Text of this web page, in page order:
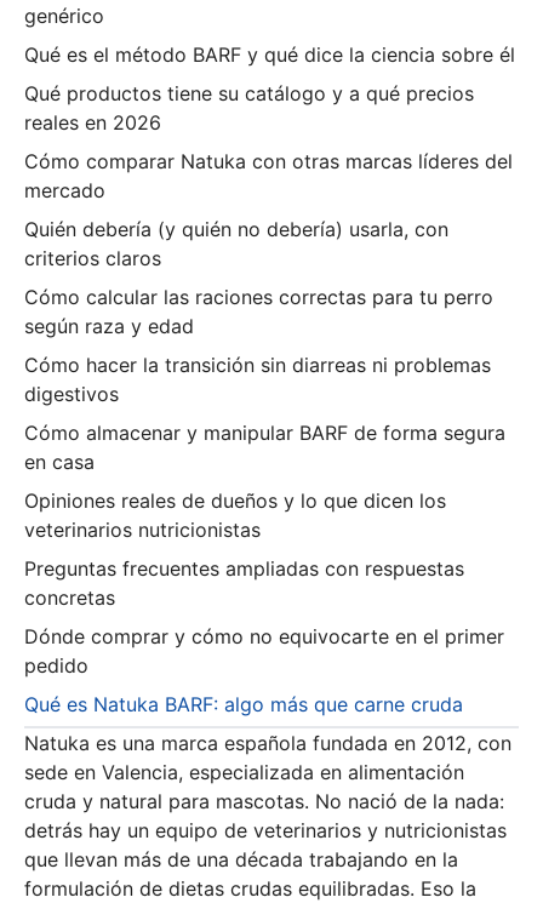
genérico
Qué es el método BARF y qué dice la ciencia sobre él
Qué productos tiene su catálogo y a qué precios
reales en 2026
Cómo comparar Natuka con otras marcas líderes del
mercado
Quién debería (y quién no debería) usarla, con
criterios claros
Cómo calcular las raciones correctas para tu perro
según raza y edad
Cómo hacer la transición sin diarreas ni problemas
digestivos
Cómo almacenar y manipular BARF de forma segura
en casa
Opiniones reales de dueños y lo que dicen los
veterinarios nutricionistas
Preguntas frecuentes ampliadas con respuestas
concretas
Dónde comprar y cómo no equivocarte en el primer
pedido
Qué es Natuka BARF: algo más que carne cruda
Natuka es una marca española fundada en 2012, con
sede en Valencia, especializada en alimentación
cruda y natural para mascotas. No nació de la nada:
detrás hay un equipo de veterinarios y nutricionistas
que llevan más de una década trabajando en la
formulación de dietas crudas equilibradas. Eso la